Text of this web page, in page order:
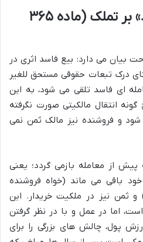
توضیح اثر «بیع فاسد» بر تملک (ماده ۳۶۵
صراحت بیان می دارد: بیع فاسد اثری در
درک تبعات حقوقی مستحق للغیر
ای فاسد تلقی می شود، به این
انتقال مالکیتی صورت نگرفته
و فروشنده نیز مالک ثمن نمی
از معامله بازمی گردد؛ یعنی
باقی می ماند (خواه فروشنده
ثمن نیز در ملکیت خریدار. این
اما در عمل و با در نظر گرفتن
پول، چالش های بزرگی را برای